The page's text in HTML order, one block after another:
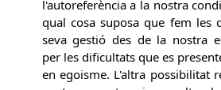
l'autoreferència a la nostra
qual cosa suposa que fem les
seva gestió des de la nostra
per les dificultats que es
en egoisme. L'altra possibilitat